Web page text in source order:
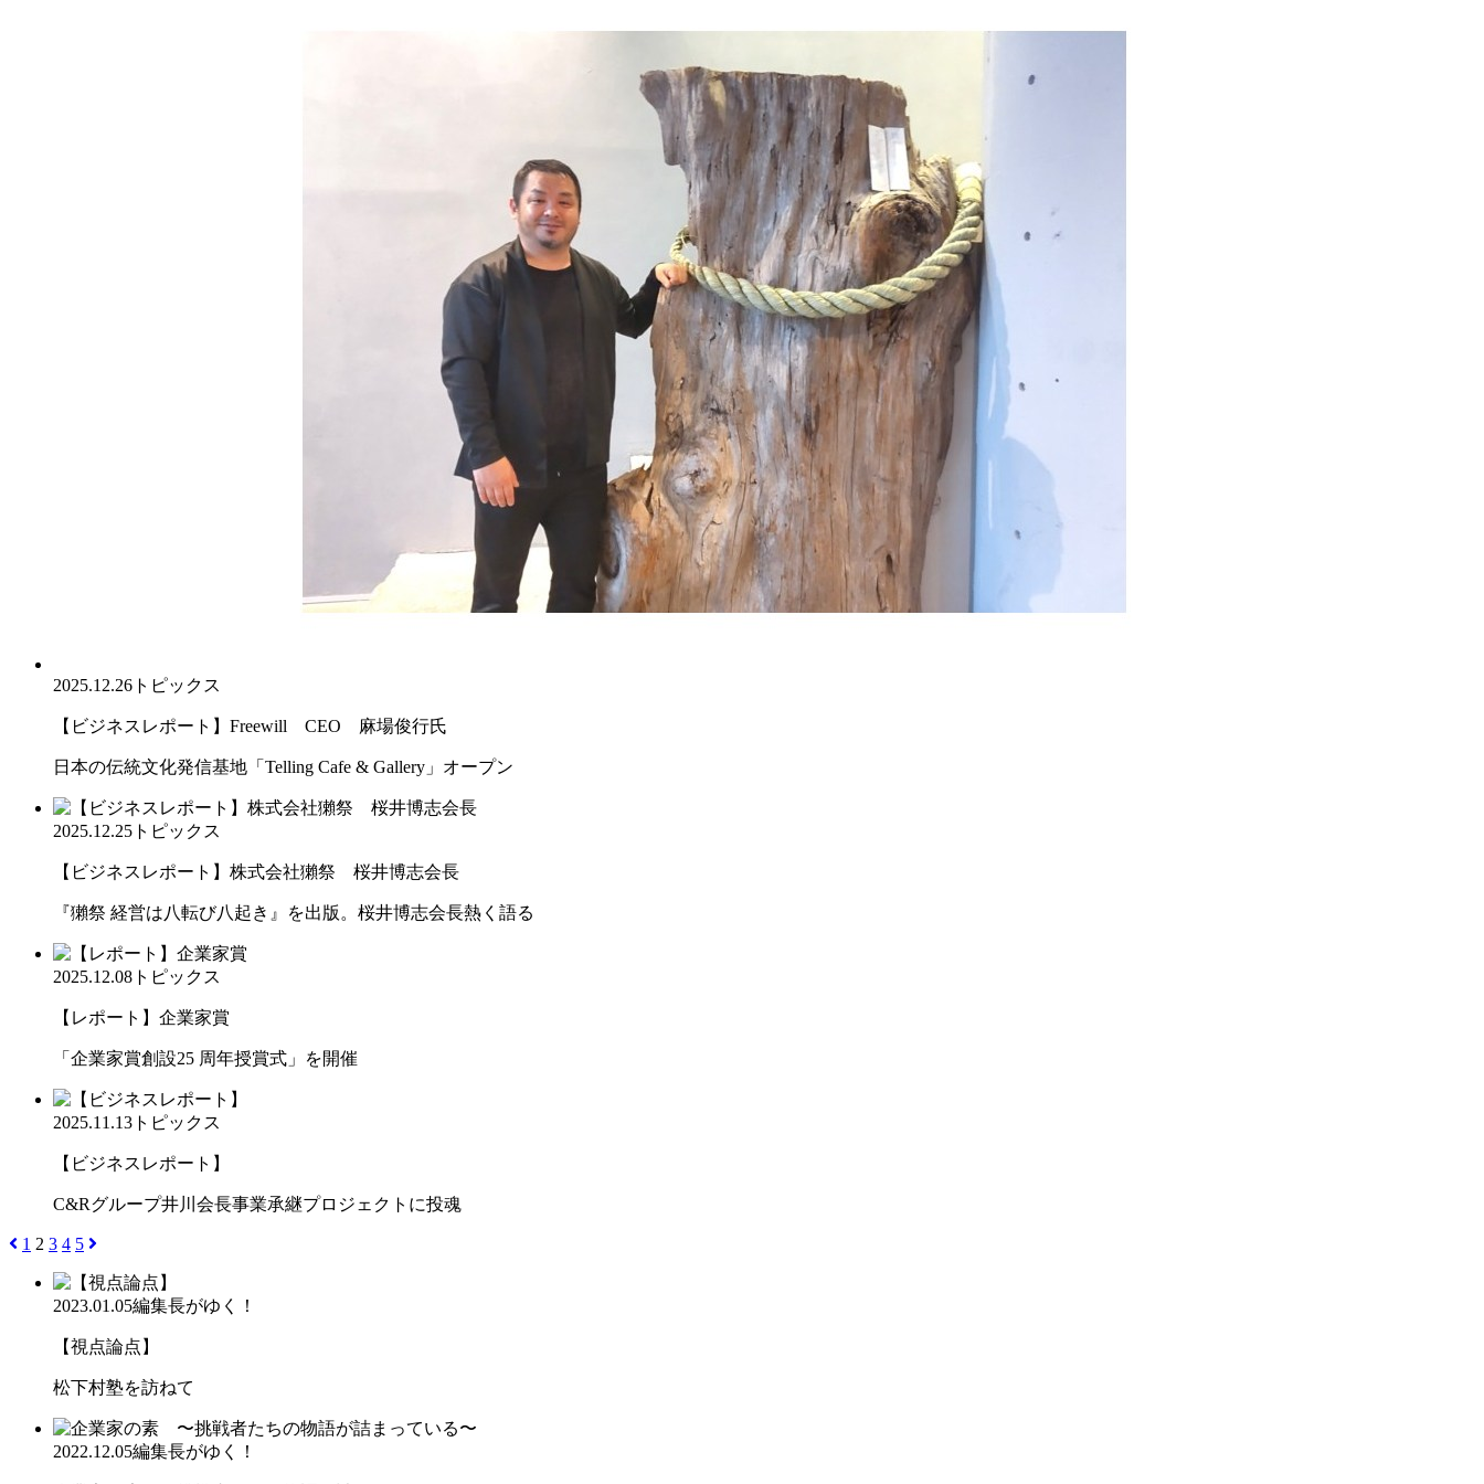
2025.12.26 トピックス
【ビジネスレポート】Freewill CEO 麻場俊行氏
日本の伝統文化発信基地「Telling Cafe & Gallery」オープン
2025.12.25 トピックス
【ビジネスレポート】株式会社獺祭 桜井博志会長
『獺祭 経営は八転び八起き』を出版。桜井博志会長熱く語る
2025.12.08 トピックス
【レポート】企業家賞
「企業家賞創設25 周年授賞式」を開催
2025.11.13 トピックス
【ビジネスレポート】
C&Rグループ井川会長事業承継プロジェクトに投魂
1 2 3 4 5
2023.01.05編集長がゆく！
【視点論点】
松下村塾を訪ねて
2022.12.05編集長がゆく！